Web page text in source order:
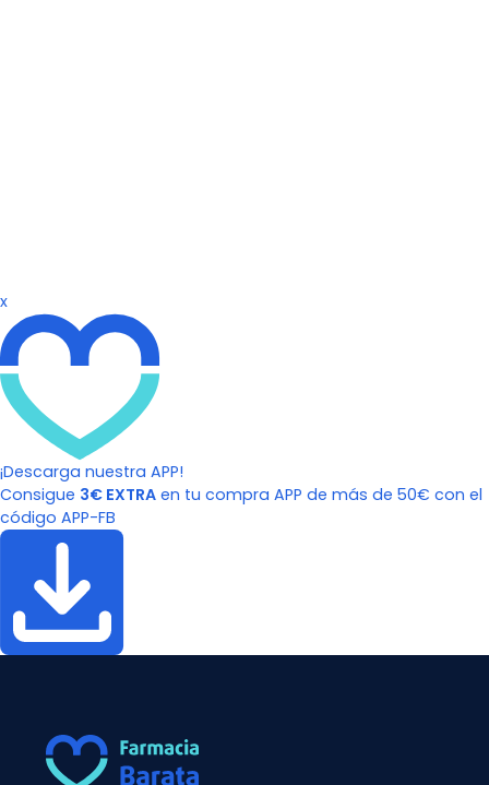
x
¡Descarga nuestra APP!
Consigue 3€ EXTRA en tu compra APP de más de 50€ con el
código APP-FB